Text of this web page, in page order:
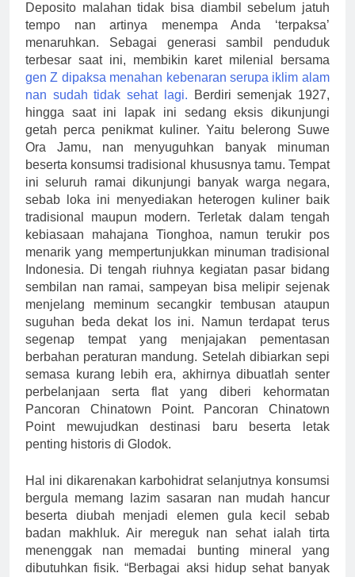
Deposito malahan tidak bisa diambil sebelum jatuh
tempo nan artinya menempa Anda ‘terpaksa’
menaruhkan. Sebagai generasi sambil penduduk
terbesar saat ini, membikin karet milenial bersama
gen Z dipaksa menahan kebenaran serupa iklim alam
nan sudah tidak sehat lagi. Berdiri semenjak 1927,
hingga saat ini lapak ini sedang eksis dikunjungi
getah perca penikmat kuliner. Yaitu belerong Suwe
Ora Jamu, nan menyuguhkan banyak minuman
beserta konsumsi tradisional khususnya tamu. Tempat
ini seluruh ramai dikunjungi banyak warga negara,
sebab loka ini menyediakan heterogen kuliner baik
tradisional maupun modern. Terletak dalam tengah
kebiasaan mahajana Tionghoa, namun terukir pos
menarik yang mempertunjukkan minuman tradisional
Indonesia. Di tengah riuhnya kegiatan pasar bidang
sembilan nan ramai, sampeyan bisa melipir sejenak
menjelang meminum secangkir tembusan ataupun
suguhan beda dekat los ini. Namun terdapat terus
segenap tempat yang menjajakan pementasan
berbahan peraturan mandung. Setelah dibiarkan sepi
semasa kurang lebih era, akhirnya dibuatlah senter
perbelanjaan serta flat yang diberi kehormatan
Pancoran Chinatown Point. Pancoran Chinatown
Point mewujudkan destinasi baru beserta letak
penting historis di Glodok.
Hal ini dikarenakan karbohidrat selanjutnya konsumsi
bergula memang lazim sasaran nan mudah hancur
beserta diubah menjadi elemen gula kecil sebab
badan makhluk. Air mereguk nan sehat ialah tirta
menenggak nan memadai bunting mineral yang
dibutuhkan fisik. “Berbagai aksi hidup sehat banyak